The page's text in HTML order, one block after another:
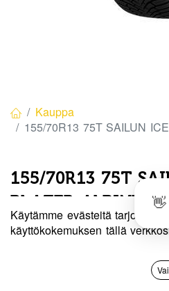
Hinta:
Kauppa
155/70R13 75T SAILUN
155/70R13 75T
BLAZER ALPINE+
EAN:6959655443707
Käytämme evästeitä
käyttökokemuksen tällä